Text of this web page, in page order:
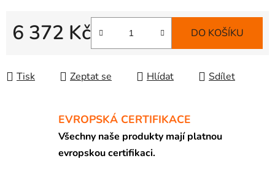
6 372 Kč DO KOŠÍKU
Tisk Zeptat se Hlídat Sdílet
EVROPSKÁ CERTIFIKACE
Všechny naše produkty mají platnou
evropskou certifikaci.